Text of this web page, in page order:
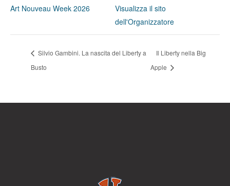
Art Nouveau Week 2026
Visualizza il sito
dell'Organizzatore
Silvio Gambini. La nascita del Liberty a
Busto
Il Liberty nella Big
Apple